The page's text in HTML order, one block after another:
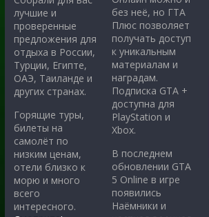
лучшие и
проверенные
предложения для
отдыха в России,
Турции, Египте,
ОАЭ, Таиланде и
других странах.
Горящие туры,
билеты на
самолёт по
низким ценам,
отели близко к
морю и много
всего
интересного.
без неё, но ГТА
Плюс позволяет
получать доступ
к уникальным
материалам и
наградам.
Подписка GTA +
доступна для
PlayStation и
Xbox.
В последнем
обновлении GTA
5 Online в игре
появились
Наёмники и